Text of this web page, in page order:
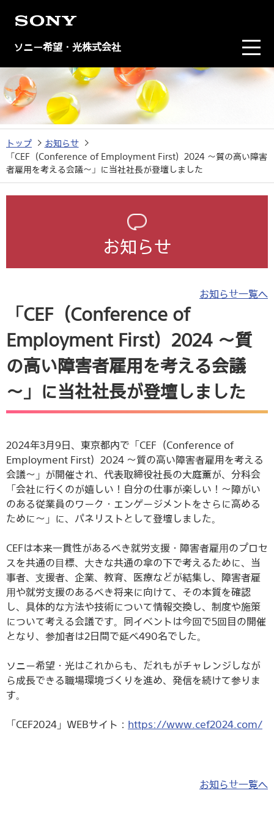
ソニー希望・光株式会社
トップ
お知らせ
「CEF（Conference of Employment First）2024 ～質の高い障害
者雇用を考える会議～」に当社社長が登壇しました
お知らせ
お知らせ一覧へ
「CEF（Conference of
Employment First）2024 ～質
の高い障害者雇用を考える会議
～」に当社社長が登壇しました
2024年3月9日、東京都内で「CEF（Conference of
Employment First）2024 ～質の高い障害者雇用を考える
会議～」が開催され、代表取締役社長の大庭薫が、分科会
「会社に行くのが嬉しい！自分の仕事が楽しい！～障がい
のある従業員のワーク・エンゲージメントをさらに高める
ために～」に、パネリストとして登壇しました。
CEFは本来⼀貫性があるべき就労⽀援・障害者雇⽤のプロセ
スを共通の⽬標、⼤きな共通の傘の下で考えるために、当
事者、⽀援者、企業、教育、医療などが結集し、障害者雇
⽤や就労⽀援のあるべき将来に向けて、その本質を確認
し、具体的な⽅法や技術について情報交換し、制度や施策
について考える会議です。同イベントは今回で5回目の開催
となり、参加者は2日間で延べ490名でした。
ソニー希望・光はこれからも、だれもがチャレンジしなが
ら成長できる職場環境づくりを進め、発信を続けて参りま
す。
「CEF2024」WEBサイト： https://www.cef2024.com/
お知らせ一覧へ